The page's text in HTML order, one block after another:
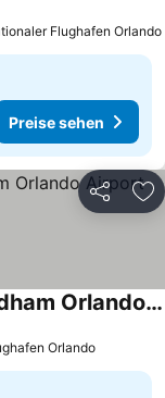
sehen
Flughafen Orlando
Preise sehen
Teilen
La Quinta Inn & Suites by Wyndham Orlando Airport North
Orlando